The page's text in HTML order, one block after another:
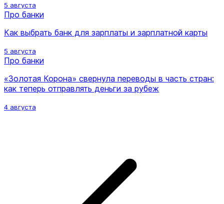
5 августа
Про банки
Как выбрать банк для зарплаты и зарплатной карты
5 августа
Про банки
«Золотая Корона» свернула переводы в часть стран:
как теперь отправлять деньги за рубеж
4 августа